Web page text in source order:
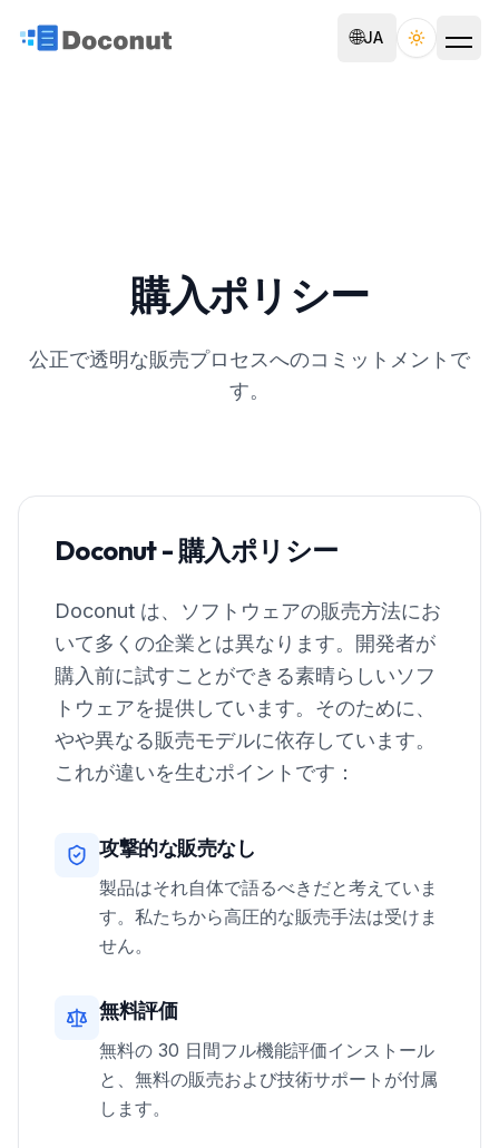
🌐JA Toggle
購入ポリシー
公正で透明な販売プロセスへのコミットメントで
す。
Doconut - 購入ポリシー
Doconut は、ソフトウェアの販売方法にお
いて多くの企業とは異なります。開発者が
購入前に試すことができる素晴らしいソフ
トウェアを提供しています。そのために、
やや異なる販売モデルに依存しています。
これが違いを生むポイントです：
攻撃的な販売なし
製品はそれ自体で語るべきだと考えていま
す。私たちから高圧的な販売手法は受けま
せん。
無料評価
無料の 30 日間フル機能評価インストール
と、無料の販売および技術サポートが付属
します。